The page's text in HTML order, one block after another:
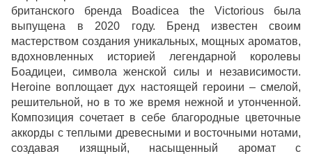
британского бренда Boadicea the Victorious была
выпущена в 2020 году. Бренд известен своим
мастерством создания уникальных, мощных ароматов,
вдохновленных историей легендарной королевы
Боадицеи, символа женской силы и независимости.
Heroine воплощает дух настоящей героини – смелой,
решительной, но в то же время нежной и утонченной.
Композиция сочетает в себе благородные цветочные
аккорды с теплыми древесными и восточными нотами,
создавая изящный, насыщенный аромат с